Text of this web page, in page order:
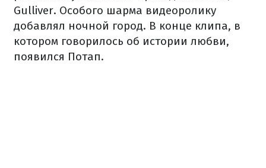
Gulliver. Особого шарма видеоролику
добавлял ночной город. В конце клипа, в
котором говорилось об истории любви,
появился Потап.